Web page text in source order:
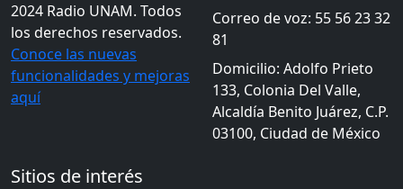
2024 Radio UNAM. Todos
los derechos reservados.
Conoce las nuevas
funcionalidades y mejoras
aquí
Correo de voz: 55 56 23 32
81
Domicilio: Adolfo Prieto
133, Colonia Del Valle,
Alcaldía Benito Juárez, C.P.
03100, Ciudad de México
Sitios de interés